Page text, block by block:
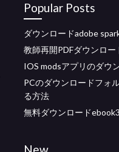
Popular Posts
ダウンロードadobe
教師再開PDFダウンロー
IOS modsアプリのダウ
PCのダウンロードフォ
る方法
無料ダウンロード